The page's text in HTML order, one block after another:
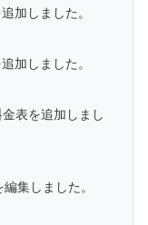
加しました。
加しました。
表を追加しまし
集しました。